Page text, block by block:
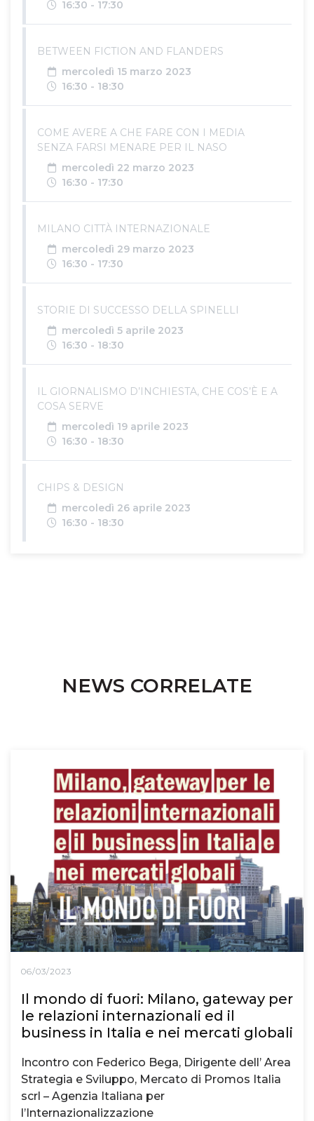
Orari
16:30 - 17:30
BETWEEN FICTION AND FLANDERS
Data
mercoledì 15 marzo 2023
Orari
16:30 - 18:30
COME AVERE A CHE FARE CON I MEDIA
SENZA FARSI MENARE PER IL NASO
Data
mercoledì 22 marzo 2023
Orari
16:30 - 17:30
MILANO CITTÀ INTERNAZIONALE
Data
mercoledì 29 marzo 2023
Orari
16:30 - 17:30
STORIE DI SUCCESSO DELLA SPINELLI
Data
mercoledì 5 aprile 2023
Orari
16:30 - 18:30
IL GIORNALISMO D’INCHIESTA, CHE COS’È E A
COSA SERVE
Data
mercoledì 19 aprile 2023
Orari
16:30 - 18:30
CHIPS & DESIGN
Data
mercoledì 26 aprile 2023
Orari
16:30 - 18:30
NEWS CORRELATE
06/03/2023
Il mondo di fuori: Milano, gateway per
le relazioni internazionali ed il
business in Italia e nei mercati globali
Incontro con Federico Bega, Dirigente dell’ Area
Strategia e Sviluppo, Mercato di Promos Italia
scrl – Agenzia Italiana per
l’Internazionalizzazione